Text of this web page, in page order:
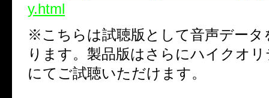
y.html
※こちらは試聴版として音声データ
ります。製品版はさらにハイクオ
にてご試聴いただけます。